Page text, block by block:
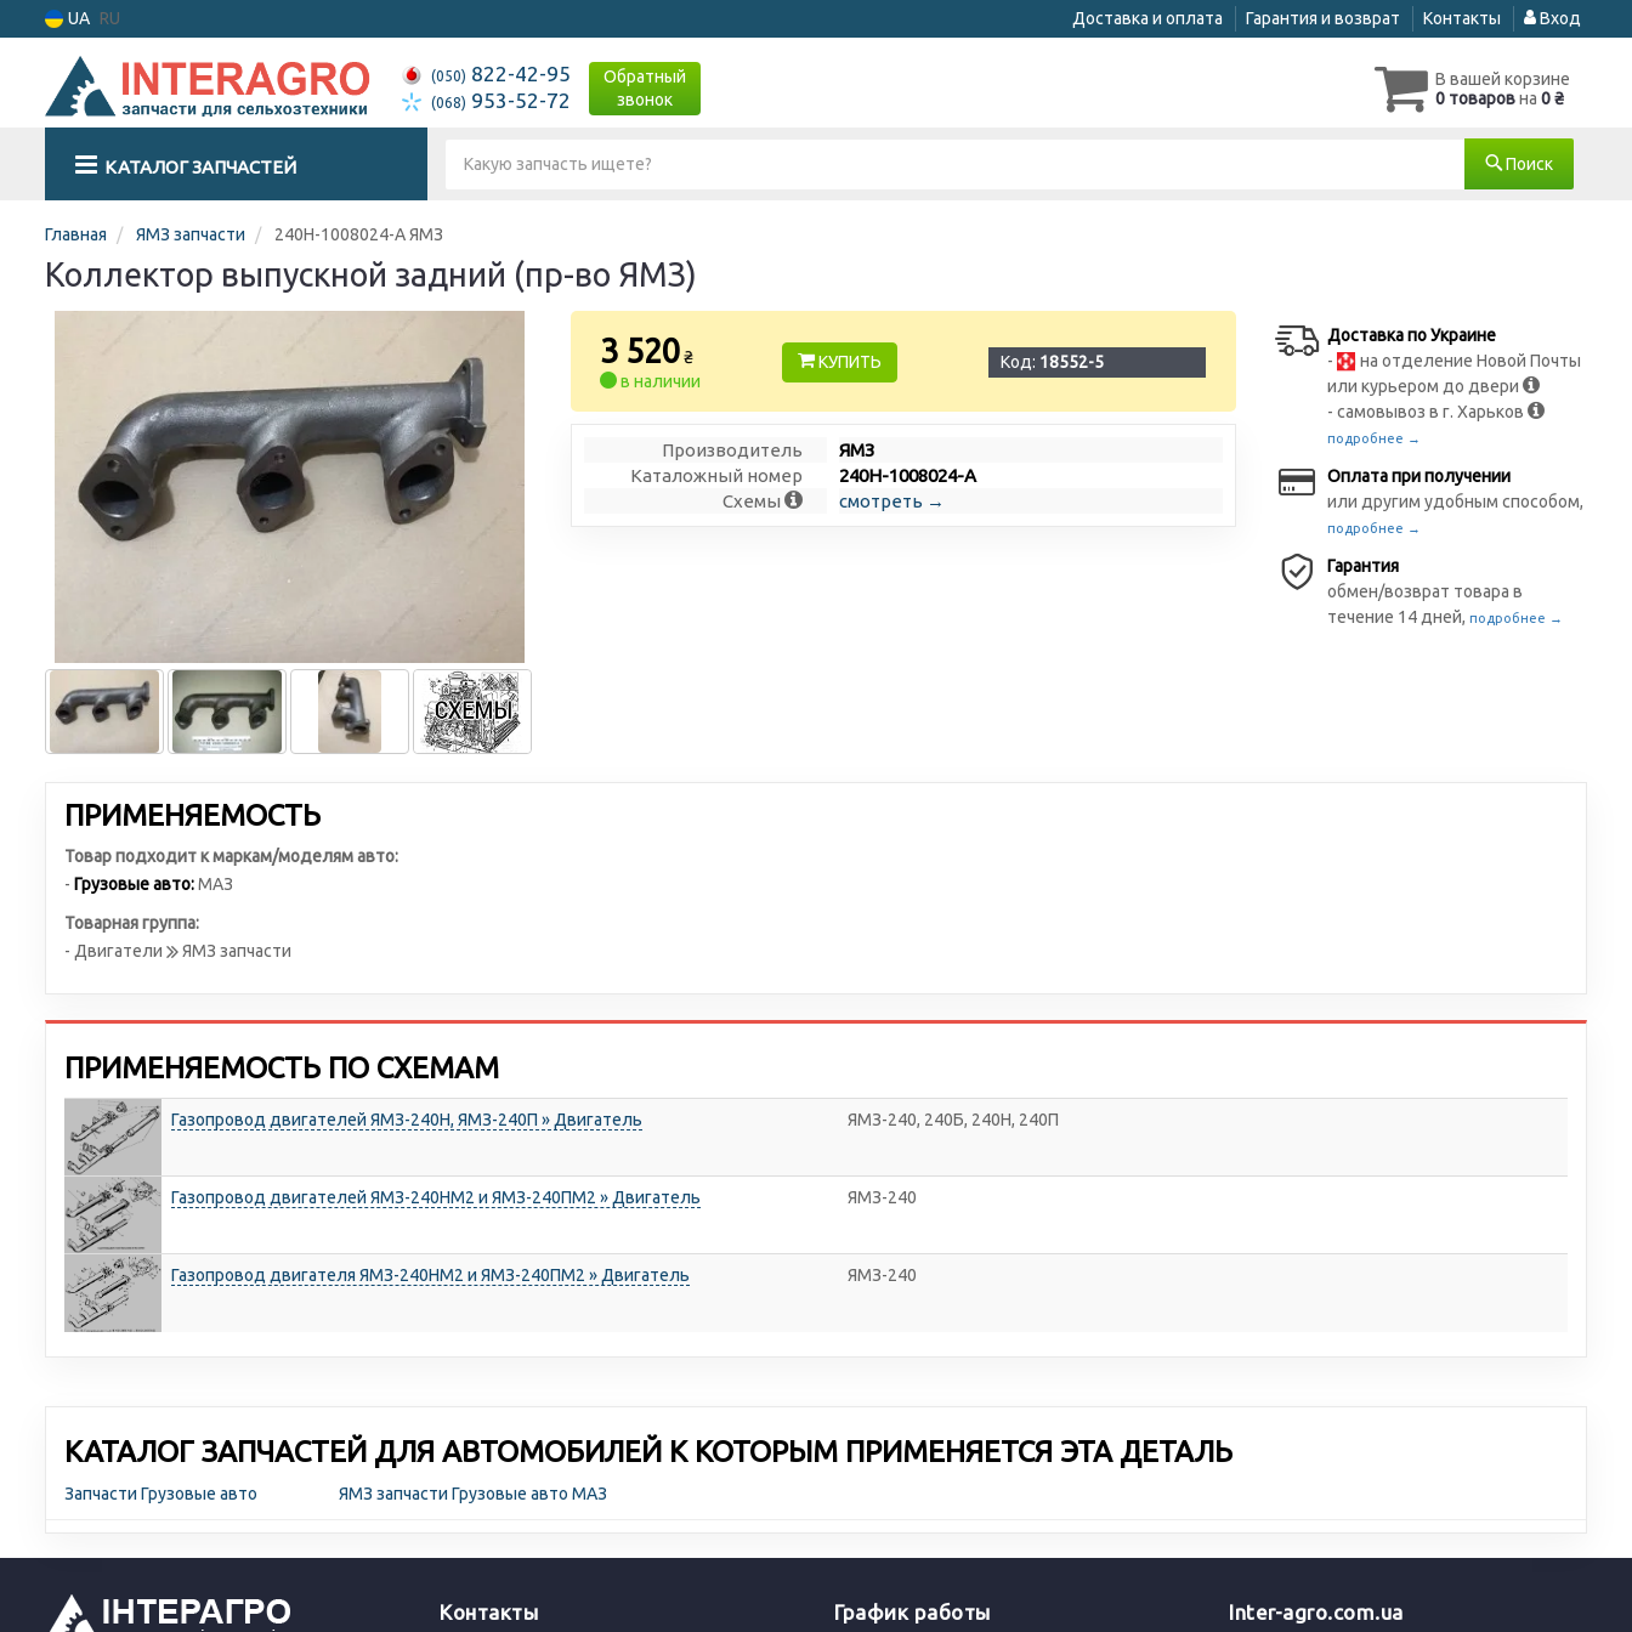
UA RU Доставка и оплата Гарантия и возврат Контакты Вход
(050) 822-42-95
(068) 953-52-72
Обратный
звонок
В вашей корзине
0 товаровна 0 ₴
КАТАЛОГ ЗАПЧАСТЕЙ Поиск
Главная ЯМЗ запчасти 240Н-1008024-А ЯМЗ
Коллектор выпускной задний (пр-во ЯМЗ)
3 520 ₴
в наличии
КУПИТЬ Код: 18552-5
Производитель
ЯМЗ
Каталожный номер
240Н-1008024-А
Схемы
смотреть →
Доставка по Украине
-
на отделение Новой Почты
или курьером до двери
- самовывоз в г. Харьков
подробнее →
Оплата при получении
или другим удобным способом,
подробнее →
Гарантия
обмен/возврат товара в
течение 14 дней,подробнее →
ПРИМЕНЯЕМОСТЬ
Товар подходит к маркам/моделям авто:
- Грузовые авто:МАЗ
Товарная группа:
- Двигатели
ЯМЗ запчасти
ПРИМЕНЯЕМОСТЬ ПО СХЕМАМ
Газопровод двигателей ЯМЗ-240Н, ЯМЗ-240П » Двигатель ЯМЗ-240, 240Б, 240Н, 240П
Газопровод двигателей ЯМЗ-240НМ2 и ЯМЗ-240ПМ2 » Двигатель ЯМЗ-240
Газопровод двигателя ЯМЗ-240НМ2 и ЯМЗ-240ПМ2 » Двигатель ЯМЗ-240
КАТАЛОГ ЗАПЧАСТЕЙ ДЛЯ АВТОМОБИЛЕЙ К КОТОРЫМ ПРИМЕНЯЕТСЯ ЭТА ДЕТАЛЬ
Запчасти Грузовые авто ЯМЗ запчасти Грузовые авто МАЗ
Контакты График работы Inter-agro.com.ua